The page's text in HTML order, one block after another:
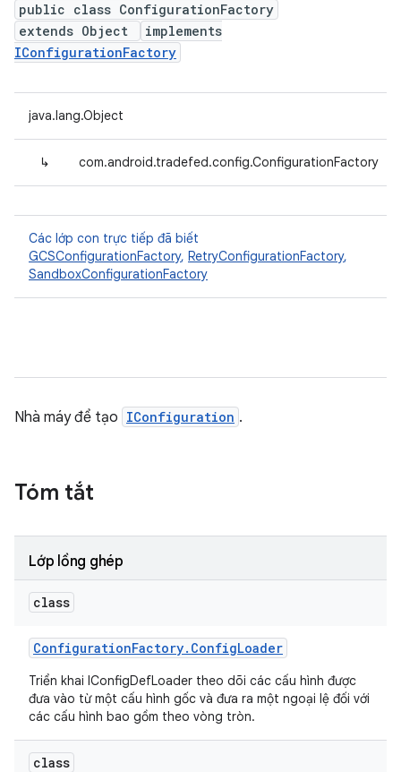
public class ConfigurationFactory
extends Object
implements
IConfigurationFactory
java.lang.Object
↳ com.android.tradefed.config.ConfigurationFactory
Các lớp con trực tiếp đã biết
GCSConfigurationFactory, RetryConfigurationFactory,
SandboxConfigurationFactory
Nhà máy để tạo IConfiguration .
Tóm tắt
Lớp lồng ghép
class
ConfigurationFactory. ConfigLoader
Triển khai IConfigDefLoader theo dõi các cấu hình được
đưa vào từ một cấu hình gốc và đưa ra một ngoại lệ đối với
các cấu hình bao gồm theo vòng tròn.
class